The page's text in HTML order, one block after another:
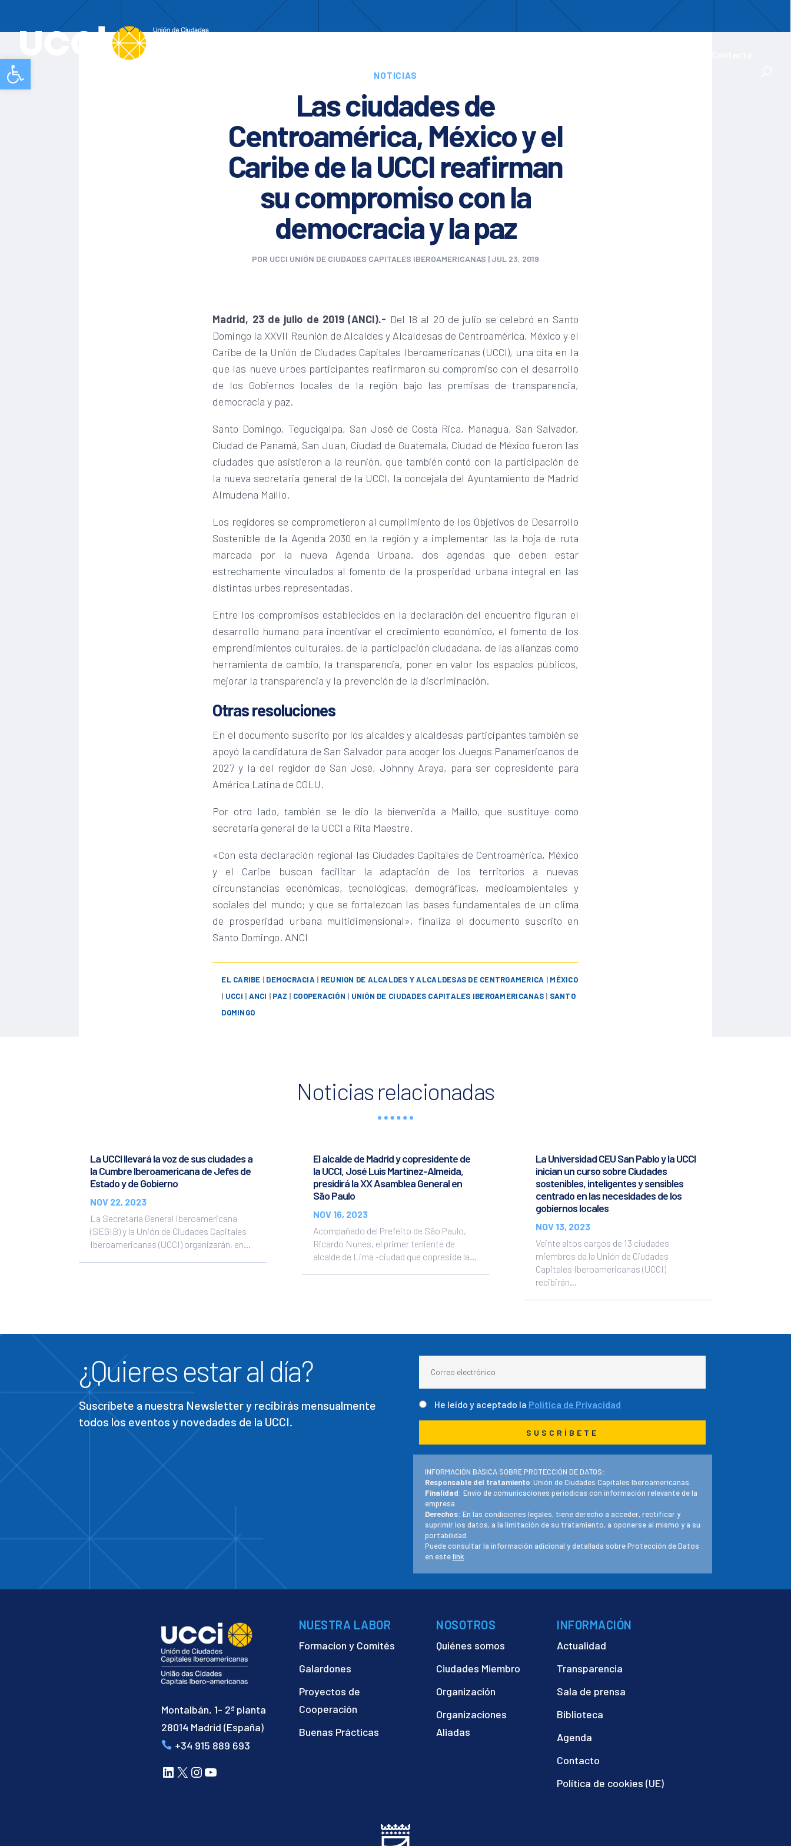
Abrir barra de herramientas NOTICIAS
Las ciudades de
Centroamérica, México y el
Caribe de la UCCI reafirman
su compromiso con la
democracia y la paz
POR UCCI UNIÓN DE CIUDADES CAPITALES IBEROAMERICANAS | JUL 23, 2019
Madrid, 23 de julio de 2019 (ANCI).- Del 18 al 20 de julio se celebró en Santo
Domingo la XXVII Reunión de Alcaldes y Alcaldesas de Centroamérica, México y el
Caribe de la Unión de Ciudades Capitales Iberoamericanas (UCCI), una cita en la
que las nueve urbes participantes reafirmaron su compromiso con el desarrollo
de los Gobiernos locales de la región bajo las premisas de transparencia,
democracia y paz.
Santo Domingo, Tegucigalpa, San José de Costa Rica, Managua, San Salvador,
Ciudad de Panamá, San Juan, Ciudad de Guatemala, Ciudad de México fueron las
ciudades que asistieron a la reunión, que también contó con la participación de
la nueva secretaria general de la UCCI, la concejala del Ayuntamiento de Madrid
Almudena Maíllo.
Los regidores se comprometieron al cumplimiento de los Objetivos de Desarrollo
Sostenible de la Agenda 2030 en la región y a implementar las la hoja de ruta
marcada por la nueva Agenda Urbana, dos agendas que deben estar
estrechamente vinculados al fomento de la prosperidad urbana integral en las
distintas urbes representadas.
Entre los compromisos establecidos en la declaración del encuentro figuran el
desarrollo humano para incentivar el crecimiento económico, el fomento de los
emprendimientos culturales, de la participación ciudadana, de las alianzas como
herramienta de cambio, la transparencia, poner en valor los espacios públicos,
mejorar la transparencia y la prevención de la discriminación.
Otras resoluciones
En el documento suscrito por los alcaldes y alcaldesas participantes también se
apoyó la candidatura de San Salvador para acoger los Juegos Panamericanos de
2027 y la del regidor de San José, Johnny Araya, para ser copresidente para
América Latina de CGLU.
Por otro lado, también se le dio la bienvenida a Maíllo, que sustituye como
secretaria general de la UCCI a Rita Maestre.
«Con esta declaración regional las Ciudades Capitales de Centroamérica, México
y el Caribe buscan facilitar la adaptación de los territorios a nuevas
circunstancias económicas, tecnológicas, demográficas, medioambientales y
sociales del mundo; y que se fortalezcan las bases fundamentales de un clima
de prosperidad urbana multidimensional», finaliza el documento suscrito en
Santo Domingo. ANCI
EL CARIBE | DEMOCRACIA | REUNION DE ALCALDES Y ALCALDESAS DE CENTROAMERICA | MÉXICO
| UCCI | ANCI | PAZ | COOPERACIÓN | UNIÓN DE CIUDADES CAPITALES IBEROAMERICANAS| SANTO
DOMINGO
Noticias relacionadas
La UCCI llevará la voz de sus ciudades a
la Cumbre Iberoamericana de Jefes de
Estado y de Gobierno
NOV 22, 2023
La Secretaría General Iberoamericana
(SEGIB) y la Unión de Ciudades Capitales
Iberoamericanas (UCCI) organizarán, en...
El alcalde de Madrid y copresidente de
la UCCI, José Luis Martínez-Almeida,
presidirá la XX Asamblea General en
São Paulo
NOV 16, 2023
Acompañado del Prefeito de São Paulo,
Ricardo Nunes, el primer teniente de
alcalde de Lima -ciudad que copreside la...
La Universidad CEU San Pablo y la UCCI
inician un curso sobre Ciudades
sostenibles, inteligentes y sensibles
centrado en las necesidades de los
gobiernos locales
NOV 13, 2023
Veinte altos cargos de 13 ciudades
miembros de la Unión de Ciudades
Capitales Iberoamericanas (UCCI)
recibirán...
¿Quieres estar al día?
Suscríbete a nuestra Newsletter y recibirás mensualmente
todos los eventos y novedades de la UCCI.
He leído y aceptado la Política de Privacidad
INFORMACIÓN BÁSICA SOBRE PROTECCIÓN DE DATOS:
Responsable del tratamiento:Unión de Ciudades Capitales Iberoamericanas.
Finalidad: Envío de comunicaciones periodicas con información relevante de la
empresa.
Derechos: En las condiciones legales, tiene derecho a acceder, rectificar y
suprimir los datos, a la limitación de su tratamiento, a oponerse al mismo y a su
portabilidad.
Puede consultar la información adicional y detallada sobre Protección de Datos
en estelink
Montalbán, 1- 2ª planta
28014 Madrid (España)
+34 915 889 693
LinkedIn
X Instagram
YouTube
NUESTRA LABOR
Formacion y Comités
Galardones
Proyectos de
Cooperación
Buenas Prácticas
NOSOTROS
Quiénes somos
Ciudades Miembro
Organización
Organizaciones
Aliadas
INFORMACIÓN
Actualidad
Transparencia
Sala de prensa
Biblioteca
Agenda
Contacto
Política de cookies (UE)